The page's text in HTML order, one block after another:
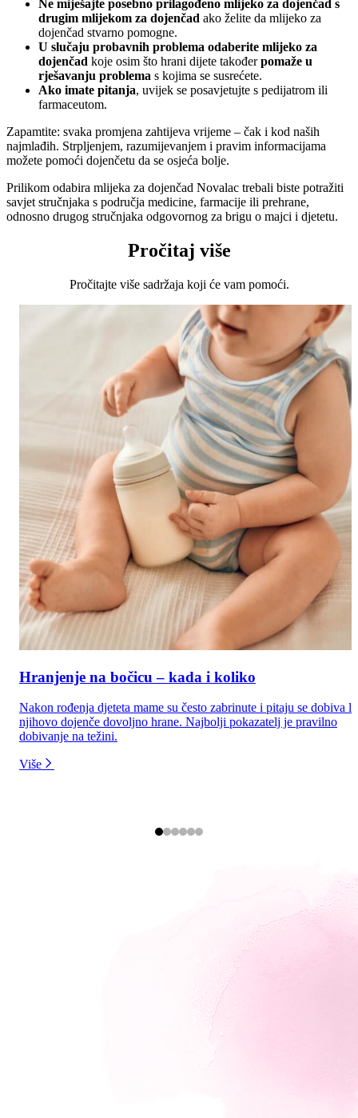
Ne miješajte posebno prilagođeno mlijeko za dojenčad s
drugim mlijekom za dojenčad ako želite da mlijeko za
dojenčad stvarno pomogne.
U slučaju probavnih problema odaberite mlijeko za
dojenčad koje osim što hrani dijete takođerpomaže u
rješavanju problema s kojima se susrećete.
Ako imate pitanja, uvijek se posavjetujte s pedijatrom ili
farmaceutom.
Zapamtite: svaka promjena zahtijeva vrijeme – čak i kod naših
najmlađih. Strpljenjem, razumijevanjem i pravim informacijama
možete pomoći dojenčetu da se osjeća bolje.
Prilikom odabira mlijeka za dojenčad Novalac trebali biste potražiti
savjet stručnjaka s područja medicine, farmacije ili prehrane,
odnosno drugog stručnjaka odgovornog za brigu o majci i djetetu.
Pročitaj više
Pročitajte više sadržaja koji će vam pomoći.
Hranjenje na bočicu – kada i koliko
Nakon rođenja djeteta mame su često zabrinute i pitaju se dobiva li
njihovo dojenče dovoljno hrane. Najbolji pokazatelj je pravilno
dobivanje na težini.
Više